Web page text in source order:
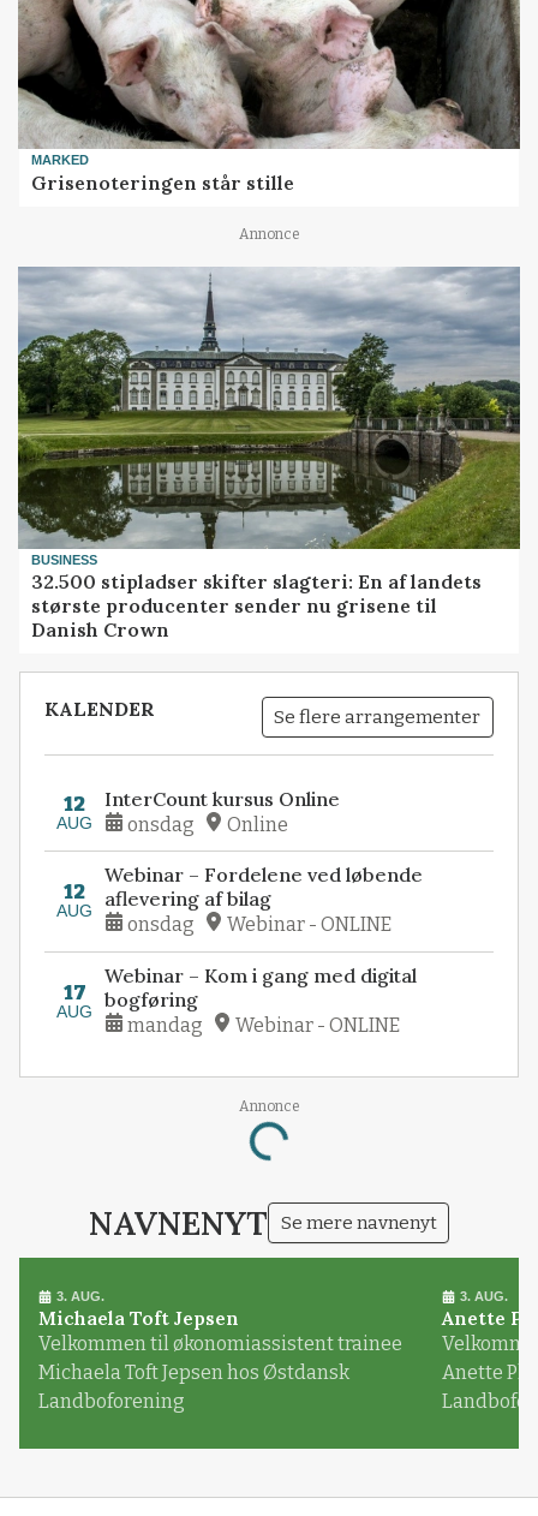
MARKED
Grisenoteringen står stille
Annonce
BUSINESS
32.500 stipladser skifter slagteri: En af landets
største producenter sender nu grisene til
Danish Crown
KALENDER Se flere arrangementer
12
AUG
InterCount kursus Online
onsdag Online
12
AUG
Webinar – Fordelene ved løbende
aflevering af bilag
onsdag Webinar - ONLINE
17
AUG
Webinar – Kom i gang med digital
bogføring
mandag Webinar - ONLINE
Annonce
Loading...
NAVNENYT Se mere navnenyt
3. AUG.
Michaela Toft Jepsen
Velkommen til økonomiassistent trainee
Michaela Toft Jepsen hos Østdansk
Landboforening
3. AUG.
Anette
Anette